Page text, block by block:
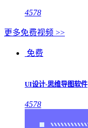
4578
更多免费视频 >>
免费
UI设计-思维导图软件
4578